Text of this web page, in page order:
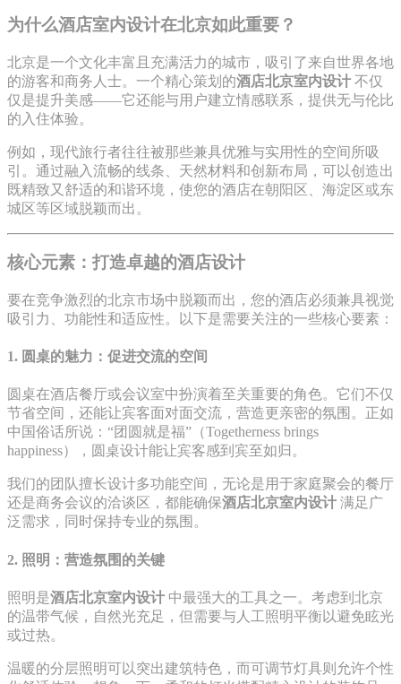
为什么酒店室内设计在北京如此重要？
北京是一个文化丰富且充满活力的城市，吸引了来自世界各地
的游客和商务人士。一个精心策划的酒店北京室内设计 不仅
仅是提升美感——它还能与用户建立情感联系，提供无与伦比
的入住体验。
例如，现代旅行者往往被那些兼具优雅与实用性的空间所吸
引。通过融入流畅的线条、天然材料和创新布局，可以创造出
既精致又舒适的和谐环境，使您的酒店在朝阳区、海淀区或东
城区等区域脱颖而出。
核心元素：打造卓越的酒店设计
要在竞争激烈的北京市场中脱颖而出，您的酒店必须兼具视觉
吸引力、功能性和适应性。以下是需要关注的一些核心要素：
1. 圆桌的魅力：促进交流的空间
圆桌在酒店餐厅或会议室中扮演着至关重要的角色。它们不仅
节省空间，还能让宾客面对面交流，营造更亲密的氛围。正如
中国俗话所说：“团圆就是福”（Togetherness brings
happiness），圆桌设计能让宾客感到宾至如归。
我们的团队擅长设计多功能空间，无论是用于家庭聚会的餐厅
还是商务会议的洽谈区，都能确保酒店北京室内设计 满足广
泛需求，同时保持专业的氛围。
2. 照明：营造氛围的关键
照明是酒店北京室内设计 中最强大的工具之一。考虑到北京
的温带气候，自然光充足，但需要与人工照明平衡以避免眩光
或过热。
温暖的分层照明可以突出建筑特色，而可调节灯具则允许个性